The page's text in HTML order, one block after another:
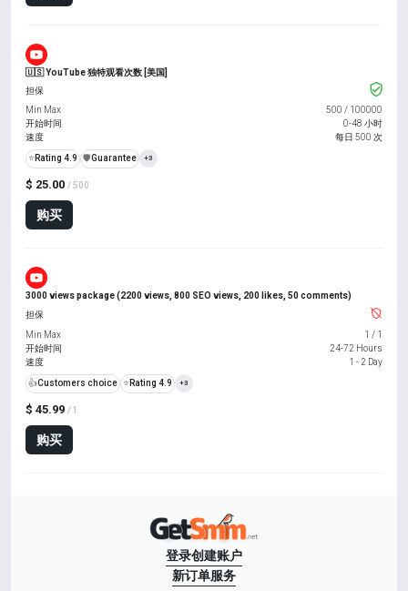
🇺🇸 YouTube 独特观看次数 [美国]
$ 25.00 / 500
购买
担保
Min Max
500 / 100000
开始时间
0-48 小时
速度
每日 500 次
⭐ Rating 4.9 ️🛡️Guarantee +3
3000 views package (2200 views, 800 SEO views, 200 likes, 50 comments)
$ 45.99 / 1
购买
担保
Min Max
1 / 1
开始时间
24-72 Hours
速度
1 - 2 Day
👍Customers choice ⭐ Rating 4.9 +3
登录创建账户
新订单服务